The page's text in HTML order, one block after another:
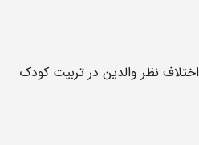
اختلاف نظر والدین در تربیت کودک